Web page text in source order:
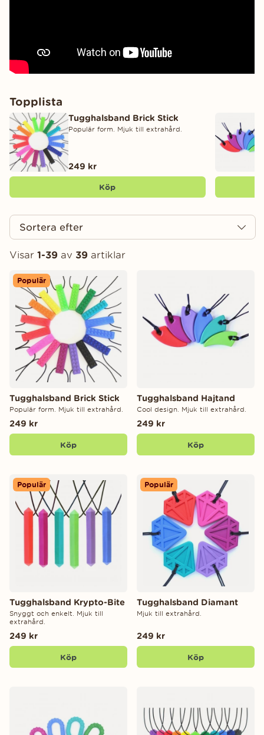
Topplista
Tugghalsband Brick Stick
Populär form. Mjuk till extrahård.
249 kr
Köp
Sortera efter
Visar 1-39 av 39 artiklar
Produkter
Populär
Tugghalsband Brick Stick
Populär form. Mjuk till extrahård.
249 kr
Köp
Tugghalsband Hajtand
Cool design. Mjuk till extrahård.
249 kr
Köp
Populär
Tugghalsband Krypto-Bite
Snyggt och enkelt. Mjuk till
extrahård.
249 kr
Köp
Populär
Tugghalsband Diamant
Mjuk till extrahård.
249 kr
Köp